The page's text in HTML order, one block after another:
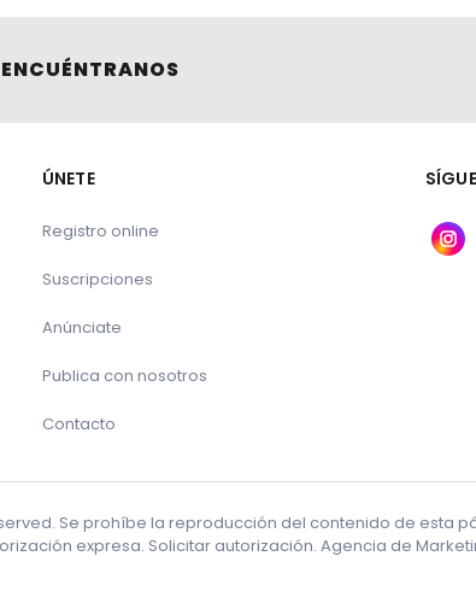
ENCUÉNTRANOS
ÚNETE
Registro online
Suscripciones
Anúnciate
Publica con nosotros
Contacto
Se prohíbe la reproducción del contenido de esta
expresa. Solicitar autorización. Agencia de